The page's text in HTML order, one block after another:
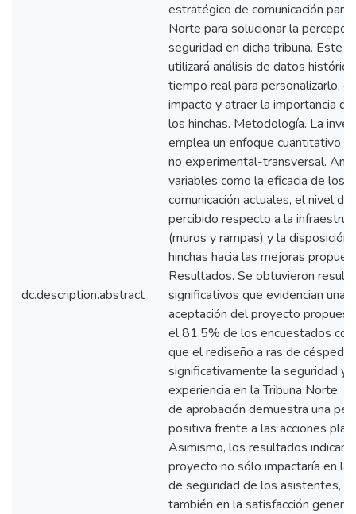
dc.description.abstract
estratégico de comunicación para
Norte para solucionar la
seguridad en dicha tribuna. Este
utilizará análisis de datos
tiempo real para personalizarlo,
impacto y atraer la importancia
los hinchas. Metodología. La
emplea un enfoque cuantitativo y
no experimental-transversal.
variables como la eficacia de los
comunicación actuales, el nivel
percibido respecto a la
(muros y rampas) y la disposición
hinchas hacia las mejoras
Resultados. Se obtuvieron
significativos que evidencian una
aceptación del proyecto
el 81.5% de los encuestados
que el rediseño a ras de césped
significativamente la seguridad y
experiencia en la Tribuna Norte.
de aprobación demuestra una
positiva frente a las acciones
Asimismo, los resultados indican
proyecto no sólo impactaría en la
de seguridad de los asistentes,
también en la satisfacción